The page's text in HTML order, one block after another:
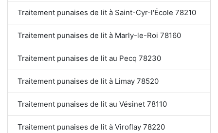
Traitement punaises de lit à Saint-Cyr-l'École 78210
Traitement punaises de lit à Marly-le-Roi 78160
Traitement punaises de lit au Pecq 78230
Traitement punaises de lit à Limay 78520
Traitement punaises de lit au Vésinet 78110
Traitement punaises de lit à Viroflay 78220